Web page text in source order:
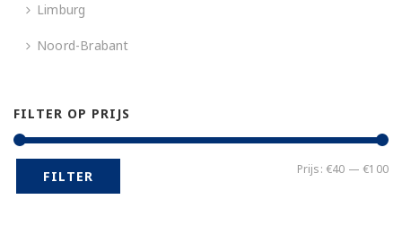
Limburg
Noord-Brabant
FILTER OP PRIJS
FILTER Prijs: €40 —€100